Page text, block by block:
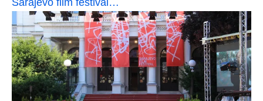
Sarajevo film festival…